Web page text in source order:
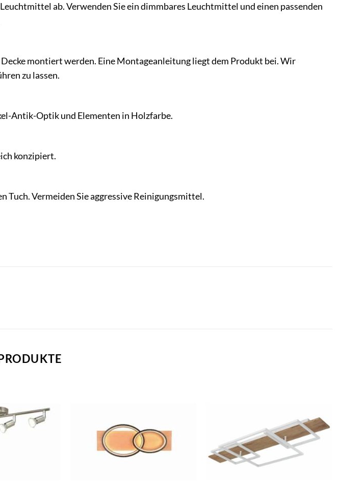
ab. Verwenden Sie ein dimmbares Leuchtmittel und einen passenden
montiert werden. Eine Montageanleitung liegt dem Produkt bei. Wir
zu lassen.
Antik-Optik und Elementen in Holzfarbe.
konzipiert.
Tuch. Vermeiden Sie aggressive Reinigungsmittel.